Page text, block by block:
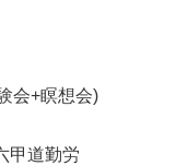
会+瞑想会)
道勤労